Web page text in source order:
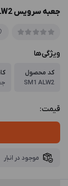
جعبه سرویس SM1 ALW2
ویژگی‌ها
کد محصول
SM1 ALW2
قیمت:
موجود در انبار